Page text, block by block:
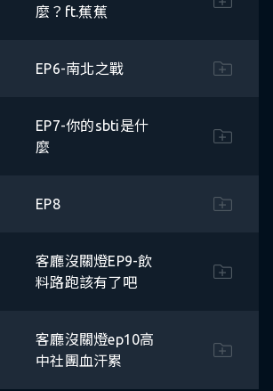
麼？ft.蕉蕉
EP6-南北之戰
EP7-你的sbti是什
麼
EP8
客廳沒關燈EP9-飲
料路跑該有了吧
客廳沒關燈ep10高
中社團血汗累